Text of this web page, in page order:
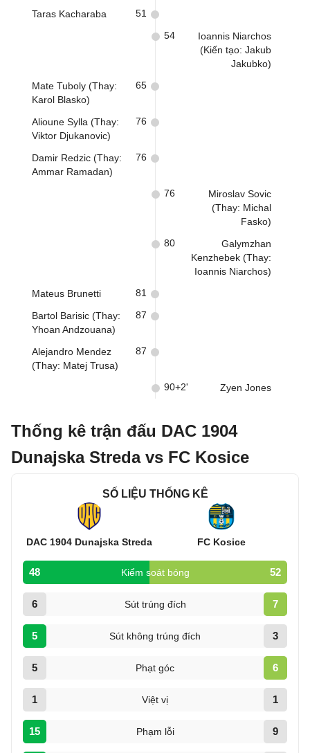
Taras Kacharaba 51
Ioannis Niarchos
(Kiến tạo: Jakub
Jakubko)
54
Mate Tuboly (Thay:
Karol Blasko)
65
Alioune Sylla (Thay:
Viktor Djukanovic)
76
Damir Redzic (Thay:
Ammar Ramadan)
76
Miroslav Sovic
(Thay: Michal
Fasko)
76
Galymzhan
Kenzhebek (Thay:
Ioannis Niarchos)
80
Mateus Brunetti 81
Bartol Barisic (Thay:
Yhoan Andzouana)
87
Alejandro Mendez
(Thay: Matej Trusa)
87
Zyen Jones
90+2'
Thống kê trận đấu DAC 1904
Dunajska Streda vs FC Kosice
SỐ LIỆU THỐNG KÊ
DAC 1904 Dunajska Streda FC Kosice
48 Kiểm soát bóng 52
6 Sút trúng đích 7
5 Sút không trúng đích 3
5 Phạt góc 6
1 Việt vị 1
15 Phạm lỗi 9